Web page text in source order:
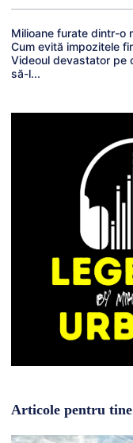
Milioane furate dintr-o
Cum evită impozitele
Videoul devastator pe
să-l...
Articole pentru tine